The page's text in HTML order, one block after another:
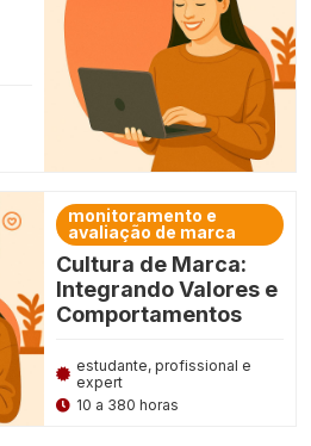
monitoramento e
avaliação de marca
Cultura de Marca:
Integrando Valores e
Comportamentos
estudante, profissional e
expert
10 a 380 horas